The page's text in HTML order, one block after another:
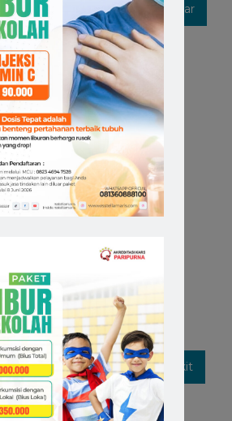
Hospitalinmakassar
Informasi Instagram
Covid-19 Likeforfollow
Makassar Mediaedukasi
Open Recruitment
Promo Recruitment
Baru Rsmakassar
Rssm
Rsstellamarismakassar
Rumahsakit
Rumahsakitmakassar